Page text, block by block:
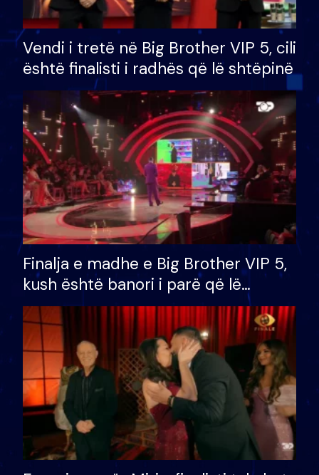
Vendi i tretë në Big Brother VIP 5, cili
është finalisti i radhës që lë shtëpinë
Finalja e madhe e Big Brother VIP 5,
kush është banori i parë që lë
shtëpinë dhe humb mundësinë për
të fituar çmimin e madh